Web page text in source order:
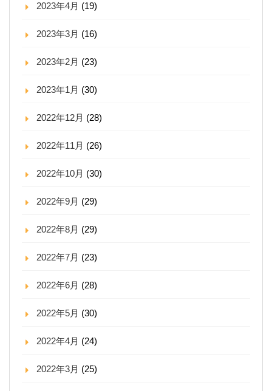
2023年4月 (19)
2023年3月 (16)
2023年2月 (23)
2023年1月 (30)
2022年12月 (28)
2022年11月 (26)
2022年10月 (30)
2022年9月 (29)
2022年8月 (29)
2022年7月 (23)
2022年6月 (28)
2022年5月 (30)
2022年4月 (24)
2022年3月 (25)